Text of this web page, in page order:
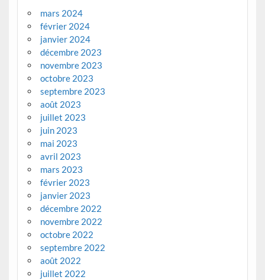
mars 2024
février 2024
janvier 2024
décembre 2023
novembre 2023
octobre 2023
septembre 2023
août 2023
juillet 2023
juin 2023
mai 2023
avril 2023
mars 2023
février 2023
janvier 2023
décembre 2022
novembre 2022
octobre 2022
septembre 2022
août 2022
juillet 2022